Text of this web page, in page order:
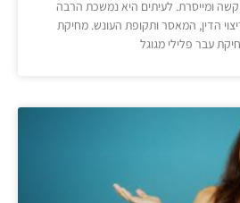
ומייסרת. לעיתים היא נמשכת הרבה
הדין, המאסר ותקופת העונש. מחיקת
עבר פלילי מגוגל